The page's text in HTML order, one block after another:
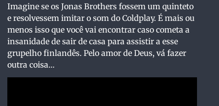
Imagine se os Jonas Brothers fossem um quinteto
e resolvessem imitar o som do Coldplay. É mais ou
menos isso que você vai encontrar caso cometa a
insanidade de sair de casa para assistir a esse
grupelho finlandês. Pelo amor de Deus, vá fazer
outra coisa…